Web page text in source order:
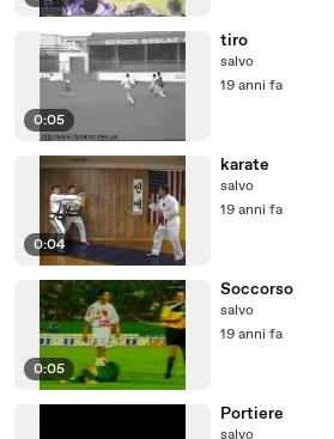
0:05
tiro
salvo
19 anni fa
0:04
karate
salvo
19 anni fa
0:05
Soccorso
salvo
19 anni fa
Portiere